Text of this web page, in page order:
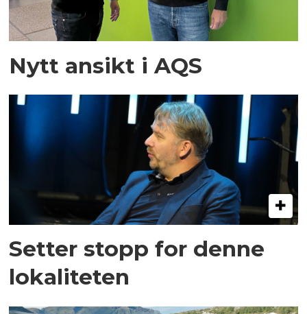
Nytt ansikt i AQS
Setter stopp for denne
lokaliteten